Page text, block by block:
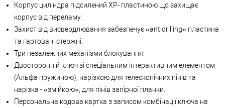
Корпус циліндра підсилений XP- пластиною що захищає
корпус від переламу.
Захист від висвердлювання забезпечує «antidrilling» пластина
та гартовані стержні.
Три незалежних механізми блокування:
Двосторонній ключ зі спеціальним інтерактивним елементом
(Альфа пружиною), нарізкою для телескопічних пінів та
нарізка - «змійкою», для пінів запірної планки.
Персональна кодова картка з записом комбінації ключа на